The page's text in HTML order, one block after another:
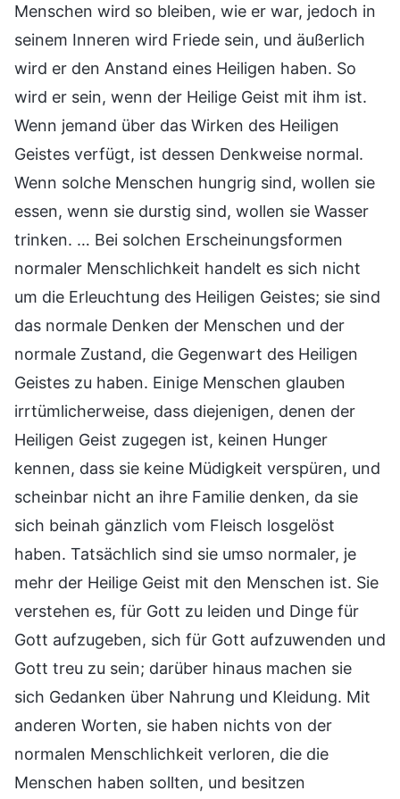
Menschen wird so bleiben, wie er war, jedoch in
seinem Inneren wird Friede sein, und äußerlich
wird er den Anstand eines Heiligen haben. So
wird er sein, wenn der Heilige Geist mit ihm ist.
Wenn jemand über das Wirken des Heiligen
Geistes verfügt, ist dessen Denkweise normal.
Wenn solche Menschen hungrig sind, wollen sie
essen, wenn sie durstig sind, wollen sie Wasser
trinken. … Bei solchen Erscheinungsformen
normaler Menschlichkeit handelt es sich nicht
um die Erleuchtung des Heiligen Geistes; sie sind
das normale Denken der Menschen und der
normale Zustand, die Gegenwart des Heiligen
Geistes zu haben. Einige Menschen glauben
irrtümlicherweise, dass diejenigen, denen der
Heiligen Geist zugegen ist, keinen Hunger
kennen, dass sie keine Müdigkeit verspüren, und
scheinbar nicht an ihre Familie denken, da sie
sich beinah gänzlich vom Fleisch losgelöst
haben. Tatsächlich sind sie umso normaler, je
mehr der Heilige Geist mit den Menschen ist. Sie
verstehen es, für Gott zu leiden und Dinge für
Gott aufzugeben, sich für Gott aufzuwenden und
Gott treu zu sein; darüber hinaus machen sie
sich Gedanken über Nahrung und Kleidung. Mit
anderen Worten, sie haben nichts von der
normalen Menschlichkeit verloren, die die
Menschen haben sollten, und besitzen